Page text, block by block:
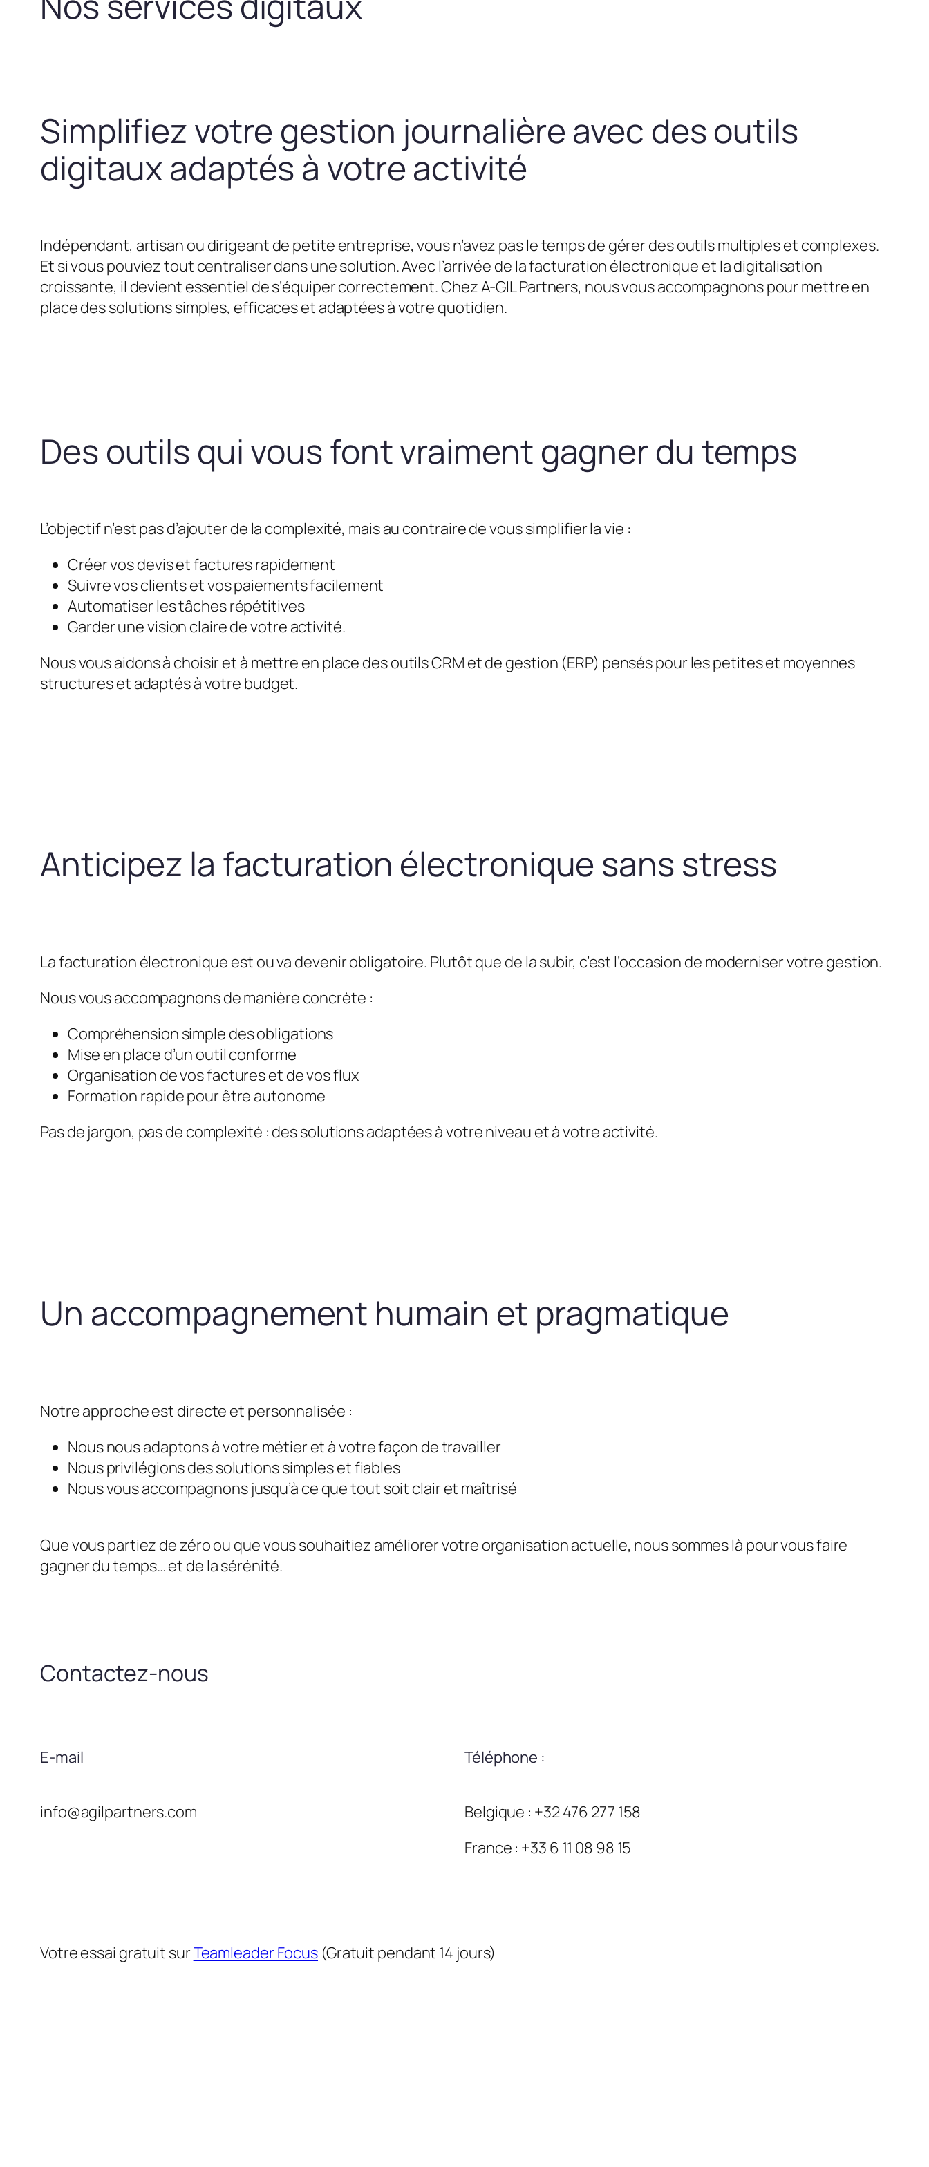
Simplifiez votre gestion journalière avec des outils
digitaux adaptés à votre activité
Indépendant, artisan ou dirigeant de petite entreprise, vous n’avez pas le temps de gérer des outils multiples et complexes.
Et si vous pouviez tout centraliser dans une solution. Avec l’arrivée de la facturation électronique et la digitalisation
croissante, il devient essentiel de s’équiper correctement. Chez A-GIL Partners, nous vous accompagnons pour mettre en
place des solutions simples, efficaces et adaptées à votre quotidien.
Des outils qui vous font vraiment gagner du temps
L’objectif n’est pas d’ajouter de la complexité, mais au contraire de vous simplifier la vie :
Créer vos devis et factures rapidement
Suivre vos clients et vos paiements facilement
Automatiser les tâches répétitives
Garder une vision claire de votre activité.
Nous vous aidons à choisir et à mettre en place des outils CRM et de gestion (ERP) pensés pour les petites et moyennes
structures et adaptés à votre budget.
Anticipez la facturation électronique sans stress
La facturation électronique est ou va devenir obligatoire. Plutôt que de la subir, c’est l’occasion de moderniser votre gestion.
Nous vous accompagnons de manière concrète :
Compréhension simple des obligations
Mise en place d’un outil conforme
Organisation de vos factures et de vos flux
Formation rapide pour être autonome
Pas de jargon, pas de complexité : des solutions adaptées à votre niveau et à votre activité.
Un accompagnement humain et pragmatique
Notre approche est directe et personnalisée :
Nous nous adaptons à votre métier et à votre façon de travailler
Nous privilégions des solutions simples et fiables
Nous vous accompagnons jusqu’à ce que tout soit clair et maîtrisé
Que vous partiez de zéro ou que vous souhaitiez améliorer votre organisation actuelle, nous sommes là pour vous faire
gagner du temps… et de la sérénité.
Contactez-nous
E-mail
info@agilpartners.com
Téléphone :
Belgique : +32 476 277 158
France : +33 6 11 08 98 15
Votre essai gratuit surTeamleader Focus (Gratuit pendant 14 jours)